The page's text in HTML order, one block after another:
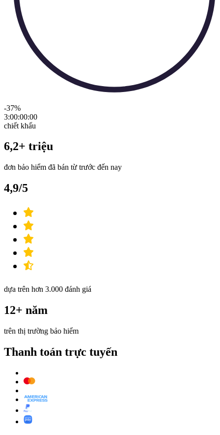
-37%
3:00:00:00
chiết khấu
6,2+ triệu
đơn bảo hiểm đã bán từ trước đến nay
4,9/5
dựa trên hơn 3.000 đánh giá
12+ năm
trên thị trường bảo hiểm
Thanh toán trực tuyến